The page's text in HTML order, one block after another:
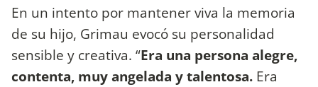
En un intento por mantener viva la memoria
de su hijo, Grimau evocó su personalidad
sensible y creativa. “Era una persona alegre,
contenta, muy angelada y talentosa. Era